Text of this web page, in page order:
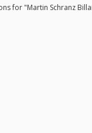
for "Martin Schranz